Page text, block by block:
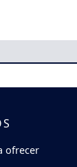
ofrecer